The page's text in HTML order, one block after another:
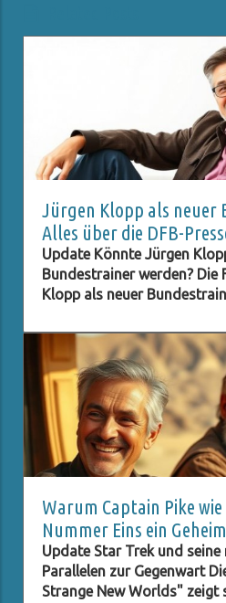
Jürgen Klopp als neuer
Alles über die DFB-
Live-Stream
Update Könnte Jürgen
Bundestrainer werden? Die
Klopp als neuer
Fans sind neugierig darauf,
Realität wird. Klopp,
charismatischen
mit Liverpool, hat in der
hervorragenden Ruf. Seine
motivieren und innovative
umzusetzen, könnte der
Nationalmannschaft
Wettbewerbsfähigkeit
Vorstellung sorgt für rege
Vielzahl von Spekulationen
Was die Pressekonferenz
[Datum der
Pressekonferenz live
Warum Captain Pike
Nummer Eins ein
Update Star Trek und seine
Parallelen zur Gegenwart
Strange New Worlds" zeigt